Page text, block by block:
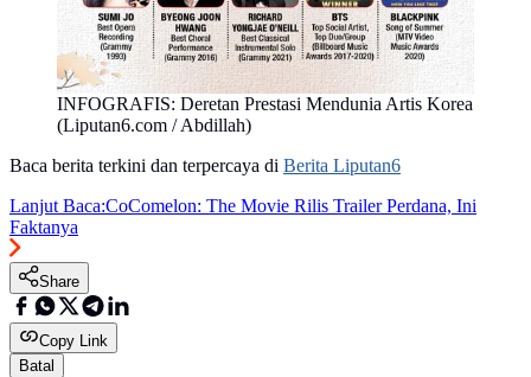
INFOGRAFIS: Deretan Prestasi Mendunia Artis Korea
(Liputan6.com / Abdillah)
Baca berita terkini dan terpercaya di Berita Liputan6
Lanjut Baca:CoComelon: The Movie Rilis Trailer Perdana, Ini
Faktanya
Share
Copy Link
Batal